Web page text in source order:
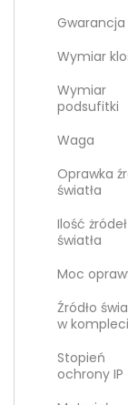
Gwarancja
Wymiar
Wymiar
podsufitki
Waga
Oprawka
światła
Ilość żródeł
światła
Moc
Źródło
w
Stopień
ochrony IP